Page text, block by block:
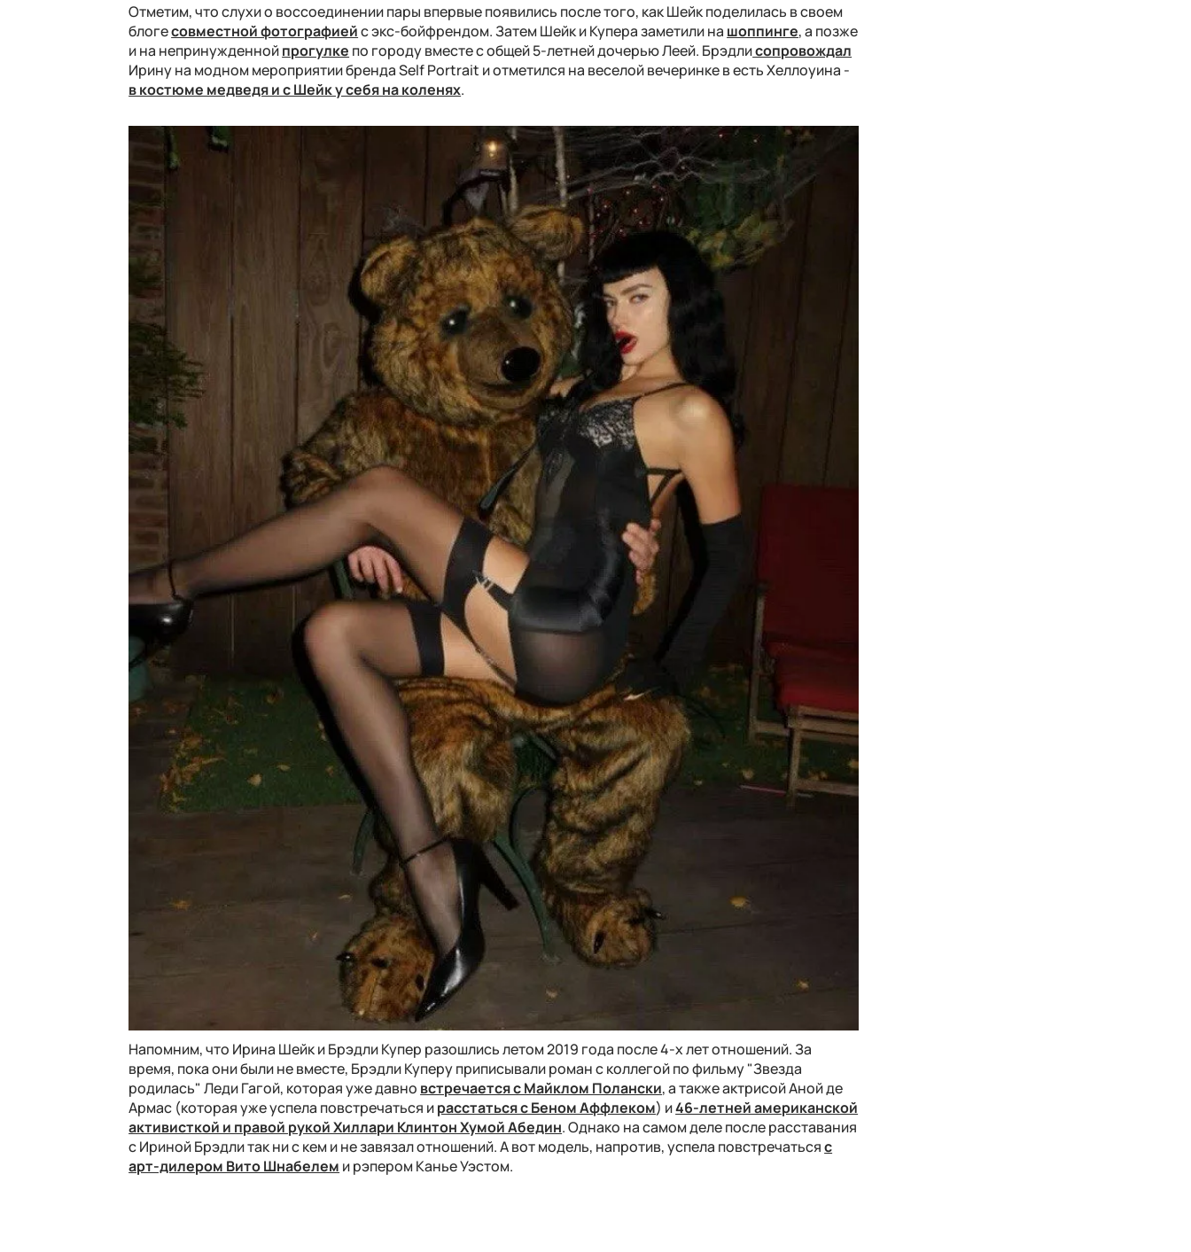
Отметим, что слухи о воссоединении пары впервые появились после того, как Шейк поделилась в своем
блогесовместной фотографиейс экс-бойфрендом. Затем Шейк и Купера заметили на шоппинге, а позже
и на непринужденнойпрогулке по городу вместе с общей 5-летней дочерью Леей. Брэдлисопровождал
Ирину на модном мероприятии бренда Self Portrait и отметился на веселой вечеринке в есть Хеллоуина -
в костюме медведя и с Шейк у себя на коленях.
Напомним, что Ирина Шейк и Брэдли Купер разошлись летом 2019 года после 4-х лет отношений. За
время, пока они были не вместе, Брэдли Куперу приписывали роман с коллегой по фильму "Звезда
родилась" Леди Гагой, которая уже давно встречается с Майклом Полански, а также актрисой Аной де
Армас (которая уже успела повстречаться ирасстаться с Беном Аффлеком) и46-летней американской
активисткой и правой рукой Хиллари Клинтон Хумой Абедин. Однако на самом деле после расставания
с Ириной Брэдли так ни с кем и не завязал отношений. А вот модель, напротив, успела повстречатьсяс
арт-дилером Вито Шнабелем и рэпером Канье Уэстом.